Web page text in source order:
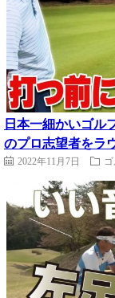
日本一細かいゴル
のプロ志望者をラ
2022年11月7日